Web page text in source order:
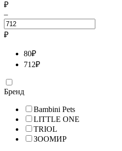
₽
–
₽
80₽
712₽
Бренд
Bambini Pets
LITTLE ONE
TRIOL
ЗООМИР